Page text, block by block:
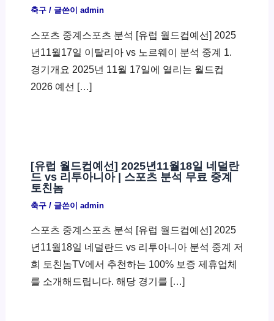
축구/ 글쓴이 admin
스포츠 중계스포츠 분석 [유럽 월드컵예선] 2025
년11월17일 이탈리아 vs 노르웨이 분석 중계 1.
경기개요 2025년 11월 17일에 열리는 월드컵
2026 예선 […]
[유럽 월드컵예선] 2025년11월18일 네덜란
드 vs 리투아니아 | 스포츠 분석 무료 중계
토친놈
축구/ 글쓴이 admin
스포츠 중계스포츠 분석 [유럽 월드컵예선] 2025
년11월18일 네덜란드 vs 리투아니아 분석 중계 저
희 토친놈TV에서 추천하는 100% 보증 제휴업체
를 소개해드립니다. 해당 경기를 […]